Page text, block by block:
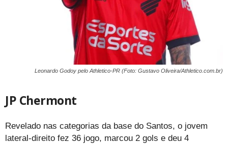
Leonardo Godoy pelo Athletico-PR (Foto: Gustavo Oliveira/Athletico.com.br)
JP Chermont
Revelado nas categorias da base do Santos, o jovem
lateral-direito fez 36 jogo, marcou 2 gols e deu 4